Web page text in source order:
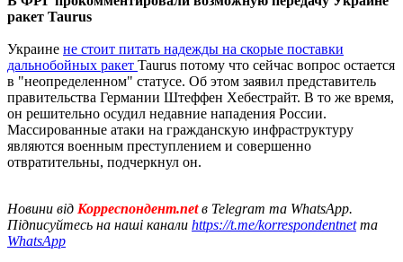
ракет Taurus
Украине не стоит питать надежды на скорые поставки
дальнобойных ракет Taurus потому что сейчас вопрос остается
в "неопределенном" статусе. Об этом заявил представитель
правительства Германии Штеффен Хебестрайт. В то же время,
он решительно осудил недавние нападения России.
Массированные атаки на гражданскую инфраструктуру
являются военным преступлением и совершенно
отвратительны, подчеркнул он.
Новини від Корреспондент.netв Telegram та WhatsApp.
Підписуйтесь на наші канали https://t.me/korrespondentnetта
WhatsApp